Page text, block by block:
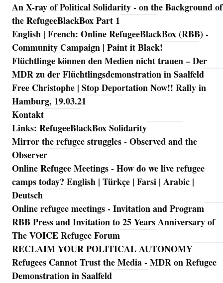
Navigation
An X-ray of Political Solidarity - on the Background of
the RefugeeBlackBox Part 1
English | French: Online RefugeeBlackBox (RBB) -
Community Campaign | Paint it Black!
Flüchtlinge können den Medien nicht trauen – Der
MDR zu der Flüchtlingsdemonstration in Saalfeld
Free Christophe | Stop Deportation Now!! Rally in
Hamburg, 19.03.21
Kontakt
Links: RefugeeBlackBox Solidarity
Mirror the refugee struggles - Observed and the
Observer
Online Refugee Meetings - How do we live refugee
camps today? English | Türkçe | Farsi | Arabic |
Deutsch
Online refugee meetings - Invitation and Program
RBB Press and Invitation to 25 Years Anniversary of
The VOICE Refugee Forum
RECLAIM YOUR POLITICAL AUTONOMY
Refugees Cannot Trust the Media - MDR on Refugee
Demonstration in Saalfeld